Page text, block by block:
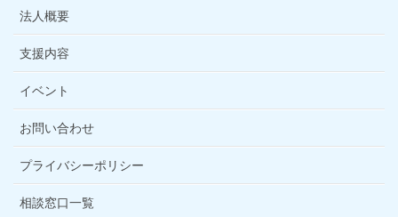
法人概要
支援内容
イベント
お問い合わせ
プライバシーポリシー
相談窓口一覧